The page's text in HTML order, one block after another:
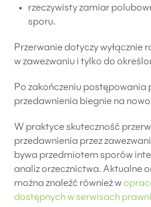
rzeczywisty zamiar
sporu.
Przerwanie dotyczy wyłącznie
w zawezwaniu i tylko do
Po zakończeniu
przedawnienia biegnie na
W praktyce skuteczność
przedawnienia przez
bywa przedmiotem sporów
analiz orzecznictwa. Aktualne
można znaleźć również w
dostępnych w serwisach